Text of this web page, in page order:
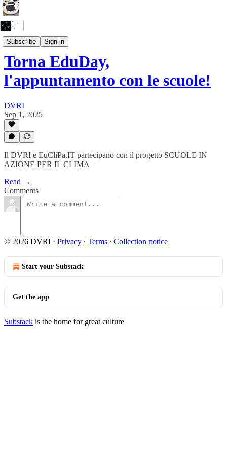
Subscribe Sign in
Eventi
Torna EduDay,
l'appuntamento con le scuole!
DVRI
Sep 1, 2025
Il DVRI e EuCliPa.IT partecipano con il progetto SCUOLE IN
AZIONE PER IL CLIMA
Read →
Comments
© 2026 DVRI · Privacy ∙ Terms ∙ Collection notice
Start your Substack
Get the app
Substack is the home for great culture